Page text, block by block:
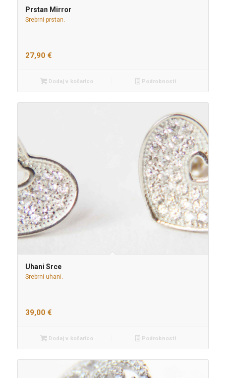
Prstan Mirror
Srebrni prstan.
27,90 €
Dodaj v košarico Podrobnosti
Uhani Srce
Srebrni uhani.
39,00 €
Dodaj v košarico Podrobnosti